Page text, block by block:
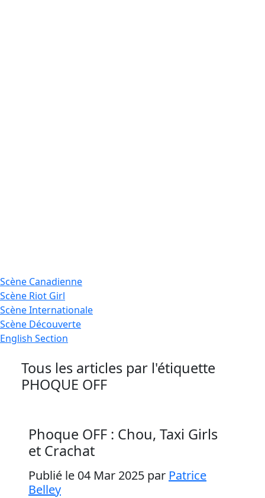
Scène Canadienne
Scène Riot Girl
ScèneInternationale
Scène Découverte
English Section
Tous les articles par l'étiquette
PHOQUE OFF
Phoque OFF : Chou, Taxi Girls
et Crachat
Publié le 04 Mar 2025 par Patrice
Belley